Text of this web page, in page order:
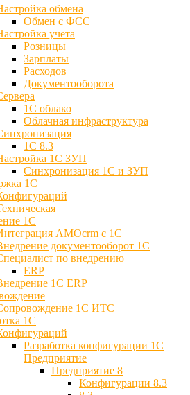
обмена
Обмен с ФСС
учета
Розницы
Зарплаты
Расходов
Документооборота
1С облако
Облачная инфраструктура
1С 8.3
1С ЗУП
Синхронизация 1С и ЗУП
1С
1С
AMOcrm с 1C
документооборот 1С
по внедрению
ERP
1С ERP
1С ИТС
1C
Разработка конфигурации 1С
Предприятие
Предприятие 8
Конфигурации 8.3